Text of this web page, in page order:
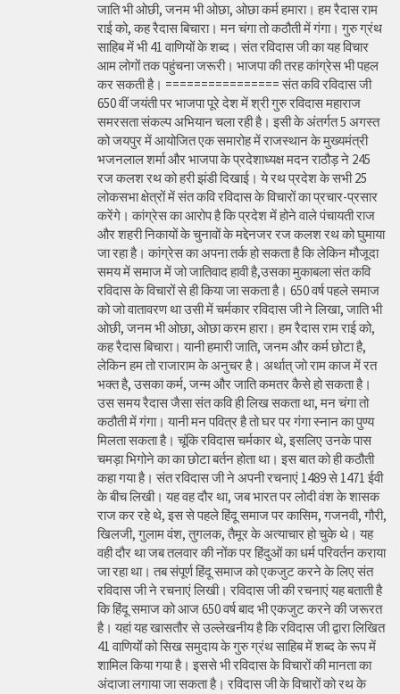
जाति भी ओछी, जनम भी ओछा, ओछा कर्म हमारा। हम रैदास राम
राई को, कह रैदास बिचारा। मन चंगा तो कठौती में गंगा। गुरु ग्रंथ
साहिब में भी 41 वाणियों के शब्द। संत रविदास जी का यह विचार
आम लोगों तक पहुंचना जरूरी। भाजपा की तरह कांग्रेस भी पहल
कर सकती है। ================ संत कवि रविदास जी
650 वीं जयंती पर भाजपा पूरे देश में श्री गुरु रविदास महाराज
समरसता संकल्प अभियान चला रही है। इसी के अंतर्गत 5 अगस्त
को जयपुर में आयोजित एक समारोह में राजस्थान के मुख्यमंत्री
भजनलाल शर्मा और भाजपा के प्रदेशाध्यक्ष मदन राठौड़ ने 245
रज कलश रथ को हरी झंडी दिखाई। ये रथ प्रदेश के सभी 25
लोकसभा क्षेत्रों में संत कवि रविदास के विचारों का प्रचार-प्रसार
करेंगे। कांग्रेस का आरोप है कि प्रदेश में होने वाले पंचायती राज
और शहरी निकायों के चुनावों के मद्देनजर रज कलश रथ को घुमाया
जा रहा है। कांग्रेस का अपना तर्क हो सकता है कि लेकिन मौजूदा
समय में समाज में जो जातिवाद हावी है,उसका मुकाबला संत कवि
रविदास के विचारों से ही किया जा सकता है। 650 वर्ष पहले समाज
को जो वातावरण था उसी में चर्मकार रविदास जी ने लिखा, जाति भी
ओछी, जनम भी ओछा, ओछा करम हारा। हम रैदास राम राई को,
कह रैदास बिचारा। यानी हमारी जाति, जनम और कर्म छोटा है,
लेकिन हम तो राजाराम के अनुचर है। अर्थात् जो राम काज में रत
भक्त है, उसका कर्म, जन्म और जाति कमतर कैसे हो सकता है।
उस समय रैदास जैसा संत कवि ही लिख सकता था, मन चंगा तो
कठौती में गंगा। यानी मन पवित्र है तो घर पर गंगा स्नान का पुण्य
मिलता सकता है। चूंकि रविदास चर्मकार थे, इसलिए उनके पास
चमड़ा भिगोने का का छोटा बर्तन होता था। इस बात को ही कठौती
कहा गया है। संत रविदास जी ने अपनी रचनाएं 1489 से 1471 ईवी
के बीच लिखी। यह वह दौर था, जब भारत पर लोदी वंश के शासक
राज कर रहे थे, इस से पहले हिंदू समाज पर कासिम, गजनवी, गौरी,
खिलजी, गुलाम वंश, तुगलक, तैमूर के अत्याचार हो चुके थे। यह
वही दौर था जब तलवार की नोंक पर हिंदुओं का धर्म परिवर्तन कराया
जा रहा था। तब संपूर्ण हिंदू समाज को एकजुट करने के लिए संत
रविदास जी ने रचनाएं लिखी। रविदास जी की रचनाएं यह बताती है
कि हिंदू समाज को आज 650 वर्ष बाद भी एकजुट करने की जरूरत
है। यहां यह खासतौर से उल्लेखनीय है कि रविदास जी द्वारा लिखित
41 वाणियोंं को सिख समुदाय के गुरु ग्रंथ साहिब में शब्द के रूप में
शामिल किया गया है। इससे भी रविदास के विचारों की मानता का
अंदाजा लगाया जा सकता है। रविदास जी के विचारों को रथ के